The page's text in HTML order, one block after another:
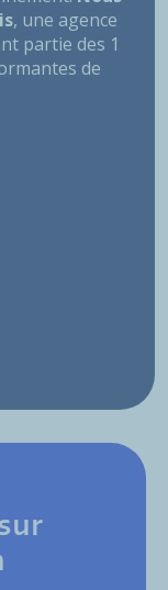
, une agence
partie des 1
de